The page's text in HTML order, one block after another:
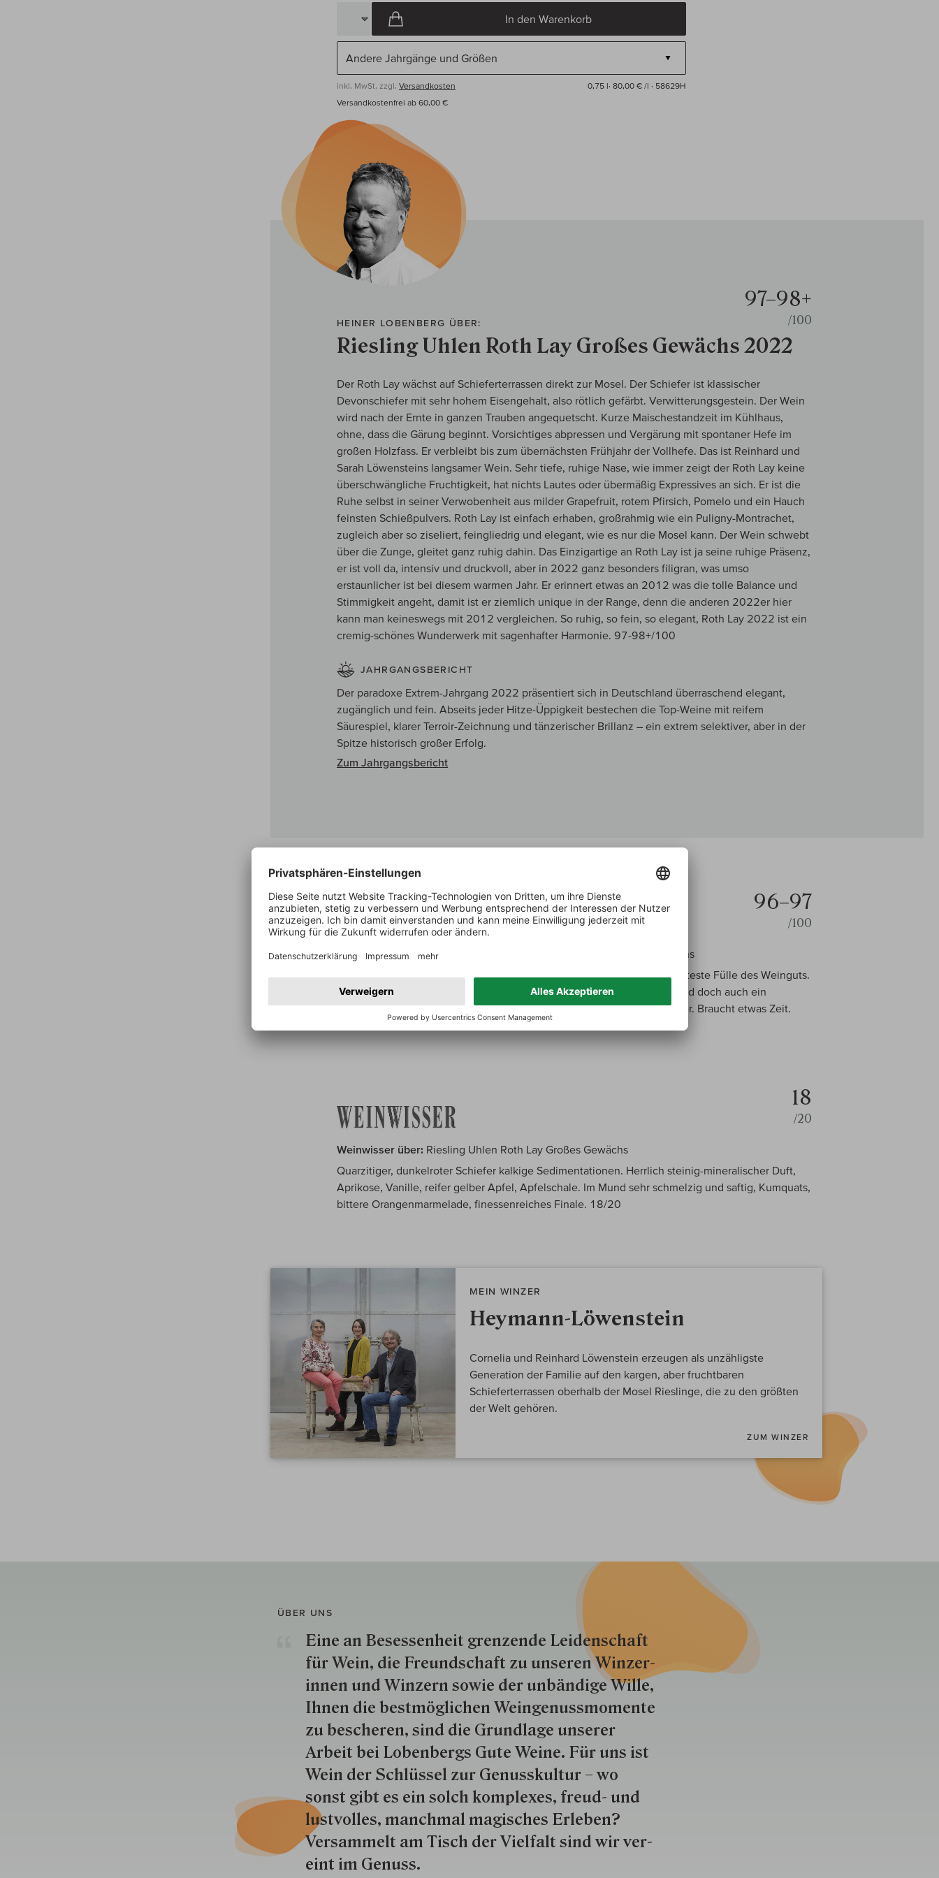
In den Warenkorb
inkl. MwSt, zzgl. Versandkosten 0,75 l· 80,00 € /l · 58629H
Versandkostenfrei ab 60,00 €
HEINER LOBENBERG ÜBER:
Riesling Uhlen Roth Lay Großes Gewächs 2022
97–98+
/100
Der Roth Lay wächst auf Schieferterrassen direkt zur Mosel. Der Schiefer ist klassischer
Devonschiefer mit sehr hohem Eisengehalt, also rötlich gefärbt. Verwitterungsgestein. Der Wein
wird nach der Ernte in ganzen Trauben angequetscht. Kurze Maischestandzeit im Kühlhaus,
ohne, dass die Gärung beginnt. Vorsichtiges abpressen und Vergärung mit spontaner Hefe im
großen Holzfass. Er verbleibt bis zum übernächsten Frühjahr der Vollhefe. Das ist Reinhard und
Sarah Löwensteins langsamer Wein. Sehr tiefe, ruhige Nase, wie immer zeigt der Roth Lay keine
überschwängliche Fruchtigkeit, hat nichts Lautes oder übermäßig Expressives an sich. Er ist die
Ruhe selbst in seiner Verwobenheit aus milder Grapefruit, rotem Pfirsich, Pomelo und ein Hauch
feinsten Schießpulvers. Roth Lay ist einfach erhaben, großrahmig wie ein Puligny-Montrachet,
zugleich aber so ziseliert, feingliedrig und elegant, wie es nur die Mosel kann. Der Wein schwebt
über die Zunge, gleitet ganz ruhig dahin. Das Einzigartige an Roth Lay ist ja seine ruhige Präsenz,
er ist voll da, intensiv und druckvoll, aber in 2022 ganz besonders filigran, was umso
erstaunlicher ist bei diesem warmen Jahr. Er erinnert etwas an 2012 was die tolle Balance und
Stimmigkeit angeht, damit ist er ziemlich unique in der Range, denn die anderen 2022er hier
kann man keineswegs mit 2012 vergleichen. So ruhig, so fein, so elegant, Roth Lay 2022 ist ein
cremig-schönes Wunderwerk mit sagenhafter Harmonie. 97-98+/100
JAHRGANGSBERICHT
Der paradoxe Extrem-Jahrgang 2022 präsentiert sich in Deutschland überraschend elegant,
zugänglich und fein. Abseits jeder Hitze-Üppigkeit bestechen die Top-Weine mit reifem
Säurespiel, klarer Terroir-Zeichnung und tänzerischer Brillanz – ein extrem selektiver, aber in der
Spitze historisch großer Erfolg.
Zum Jahrgangsbericht
96–97
/100
Lobenberg in Wiesbaden über:
Riesling Uhlen Roth Lay Großes Gewächs
Final das Roth Lay GG. Nasser Stein in der Nase, hohe Intensität. Die satteste Fülle des Weinguts.
Kraft aber ganz ohne übermäßiges Extrakt. Wucht ohne Anstrengung und doch auch ein
Dampfhammer. Etwas monolithischer als der erhaben elegante Blaufüßer. Braucht etwas Zeit.
18
/20
Weinwisser über: Riesling Uhlen Roth Lay Großes Gewächs
Quarzitiger, dunkelroter Schiefer kalkige Sedimentationen. Herrlich steinig-mineralischer Duft,
Aprikose, Vanille, reifer gelber Apfel, Apfelschale. Im Mund sehr schmelzig und saftig, Kumquats,
bittere Orangenmarmelade, finessenreiches Finale. 18/20
MEIN WINZER
Heymann-Löwenstein
Cornelia und Reinhard Löwenstein erzeugen als unzähligste
Generation der Familie auf den kargen, aber fruchtbaren
Schieferterrassen oberhalb der Mosel Rieslinge, die zu den größten
der Welt gehören.
ZUM WINZER
ÜBER UNS
Eine an Besessenheit gren­zende Lei­den­schaft
für Wein, die Freund­schaft zu unseren Win­zer­
innen und Win­zern so­wie der un­bän­dige Wille,
Ihnen die best­mög­lich­en Wein­genuss­momente
zu besche­ren, sind die Grund­lage unserer
Arbeit bei Lobenbergs Gute Weine. Für uns ist
Wein der Schlüs­sel zur Genuss­kultur – wo
sonst gibt es ein solch kom­plexes, freud- und
lustvolles, manchmal ma­gisch­es Er­le­ben?
Versammelt am Tisch der Vielfalt sind wir ver­
eint im Genuss.